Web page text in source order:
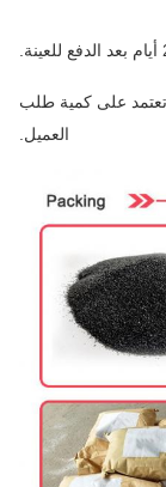
أيام والتي تعتمد على كمية طلب
العميل.